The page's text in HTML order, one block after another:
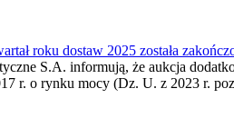
roku dostaw 2025 została
S.A. informują, że aukcja
r. o rynku mocy (Dz. U. z 2023 r.